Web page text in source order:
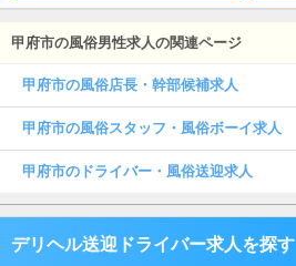
甲府市の風俗男性求人の関連ページ
甲府市の風俗店長・幹部候補求人
甲府市の風俗スタッフ・風俗ボーイ求人
甲府市のドライバー・風俗送迎求人
デリヘル送迎ドライバー求人を探す